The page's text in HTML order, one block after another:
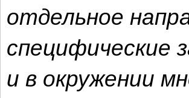
отдельное
специфические
и в окружении